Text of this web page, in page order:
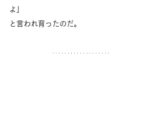
よ」
と言われ育ったのだ。